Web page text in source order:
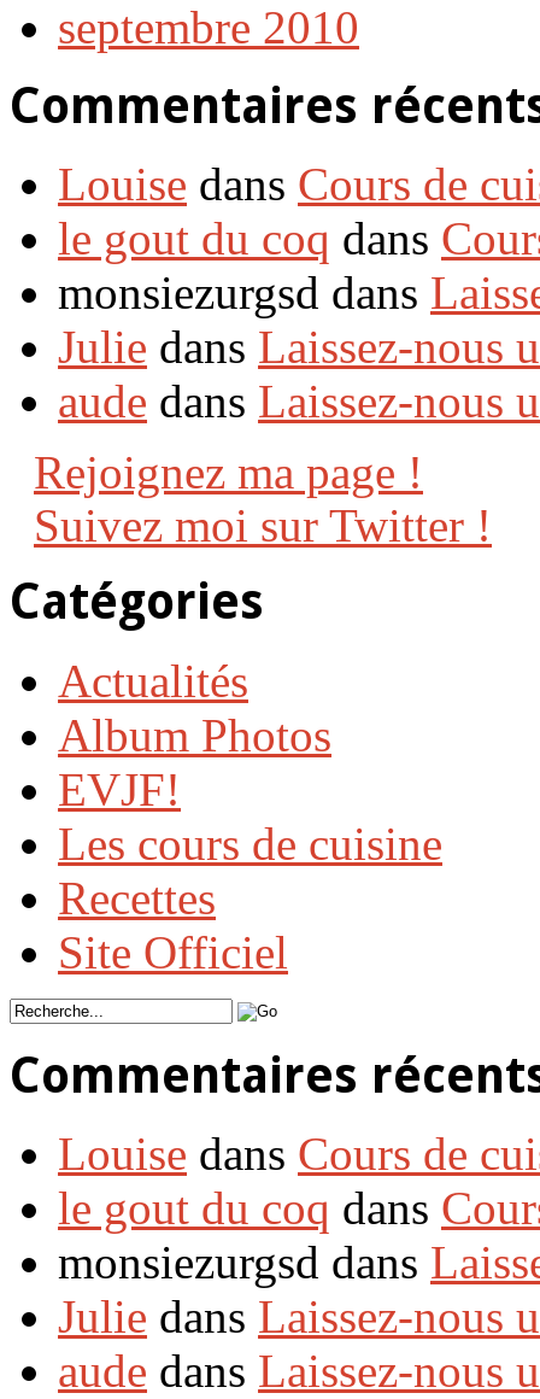
septembre 2010
Commentaires
Louise dans Cours de
le gout du coq dans
monsiezurgsd dans
Julie dans Laissez-nous
aude dans Laissez-nous
Rejoignez ma page !
Suivez moi sur Twitter !
Catégories
Actualités
Album Photos
EVJF!
Les cours de cuisine
Recettes
Site Officiel
Commentaires
Louise dans Cours de
le gout du coq dans
monsiezurgsd dans
Julie dans Laissez-nous
aude dans Laissez-nous